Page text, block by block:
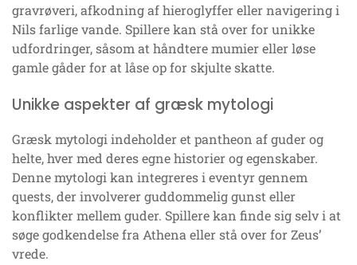
gravrøveri, afkodning af hieroglyffer eller navigering i
Nils farlige vande. Spillere kan stå over for unikke
udfordringer, såsom at håndtere mumier eller løse
gamle gåder for at låse op for skjulte skatte.
Unikke aspekter af græsk mytologi
Græsk mytologi indeholder et pantheon af guder og
helte, hver med deres egne historier og egenskaber.
Denne mytologi kan integreres i eventyr gennem
quests, der involverer guddommelig gunst eller
konflikter mellem guder. Spillere kan finde sig selv i at
søge godkendelse fra Athena eller stå over for Zeus’
vrede.